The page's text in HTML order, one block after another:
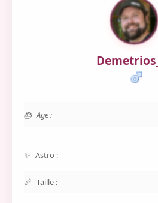
Age :
Astro :
Taille :